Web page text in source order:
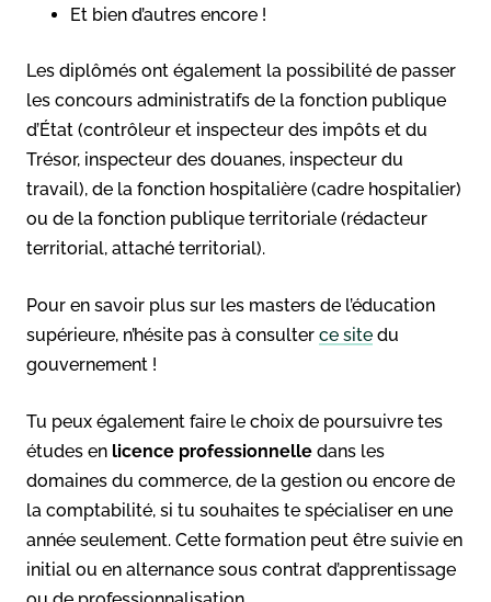
Et bien d’autres encore !
Les diplômés ont également la possibilité de passer
les concours administratifs de la fonction publique
d’État (contrôleur et inspecteur des impôts et du
Trésor, inspecteur des douanes, inspecteur du
travail), de la fonction hospitalière (cadre hospitalier)
ou de la fonction publique territoriale (rédacteur
territorial, attaché territorial).
Pour en savoir plus sur les masters de l’éducation
supérieure, n’hésite pas à consulter ce site du
gouvernement !
Tu peux également faire le choix de poursuivre tes
études en licence professionnelle dans les
domaines du commerce, de la gestion ou encore de
la comptabilité, si tu souhaites te spécialiser en une
année seulement. Cette formation peut être suivie en
initial ou en alternance sous contrat d’apprentissage